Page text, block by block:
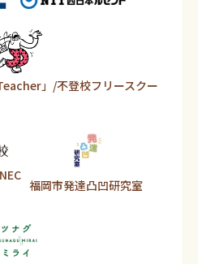
」/不登校フリースクー
福岡市発達凸凹研究室